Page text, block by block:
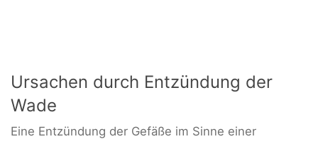
Ursachen durch Entzündung der
Wade
Eine Entzündung der Gefäße im Sinne einer